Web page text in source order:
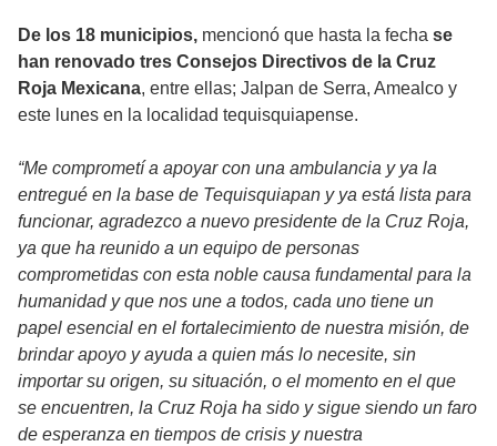
De los 18 municipios, mencionó que hasta la fecha se
han renovado tres Consejos Directivos de la Cruz
Roja Mexicana, entre ellas; Jalpan de Serra, Amealco y
este lunes en la localidad tequisquiapense.
“Me comprometí a apoyar con una ambulancia y ya la
entregué en la base de Tequisquiapan y ya está lista para
funcionar, agradezco a nuevo presidente de la Cruz Roja,
ya que ha reunido a un equipo de personas
comprometidas con esta noble causa fundamental para la
humanidad y que nos une a todos, cada uno tiene un
papel esencial en el fortalecimiento de nuestra misión, de
brindar apoyo y ayuda a quien más lo necesite, sin
importar su origen, su situación, o el momento en el que
se encuentren, la Cruz Roja ha sido y sigue siendo un faro
de esperanza en tiempos de crisis y nuestra